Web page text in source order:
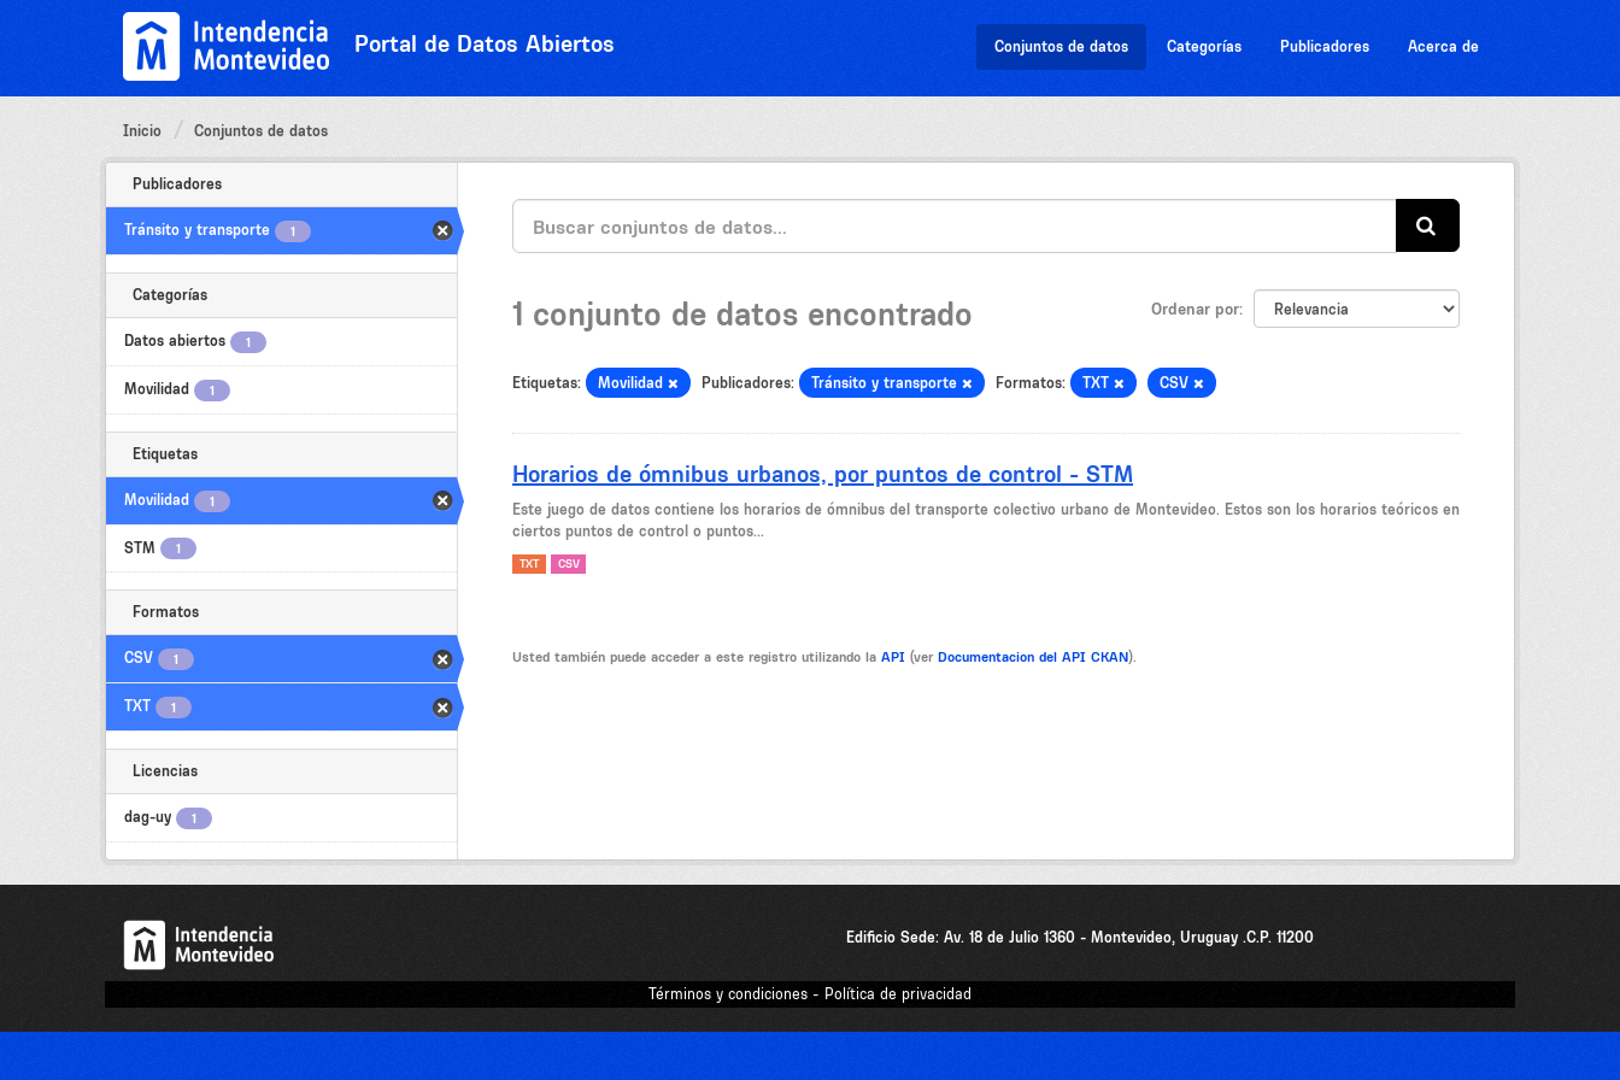
Portal de Datos Abiertos Conjuntos de datos Categorías Publicadores Acerca de
Inicio Conjuntos de datos
Publicadores
Tránsito y transporte 1
Categorías
Datos abiertos 1
Movilidad 1
Etiquetas
Movilidad 1
STM 1
Formatos
CSV 1
TXT 1
Licencias
dag-uy 1
Ordenar por
1 conjunto de datos encontrado
Etiquetas: Movilidad Publicadores: Tránsito y transporte Formatos: TXT CSV
Horarios de ómnibus urbanos, por puntos de control - STM
Este juego de datos contiene los horarios de ómnibus del transporte colectivo urbano de Montevideo. Estos son los horarios teóricos en
ciertos puntos de control o puntos...
TXT CSV
Usted también puede acceder a este registro utilizando la API (ver Documentacion del API CKAN).
Edificio Sede: Av. 18 de Julio 1360 - Montevideo, Uruguay .C.P. 11200
Términos y condiciones - Política de privacidad